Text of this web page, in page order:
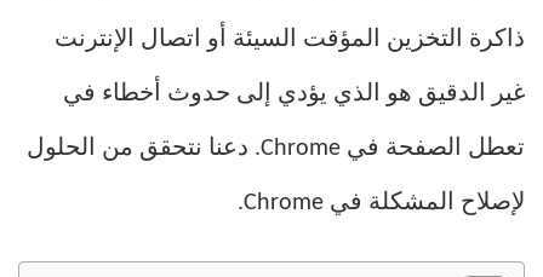
ذاكرة التخزين المؤقت السيئة أو اتصال الإنترنت
غير الدقيق هو الذي يؤدي إلى حدوث أخطاء في
تعطل الصفحة في Chrome. دعنا نتحقق من الحلول
لإصلاح المشكلة في Chrome.